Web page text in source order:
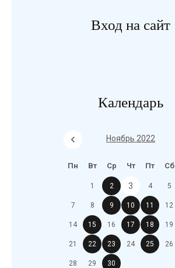
Вход на сайт
Календарь
Ноябрь 2022
Пн Вт Ср Чт Пт Сб
1 2 3 4 5
7 8 9 10 11 12
14 15 16 17 18 19
21 22 23 24 25 26
28 29 30